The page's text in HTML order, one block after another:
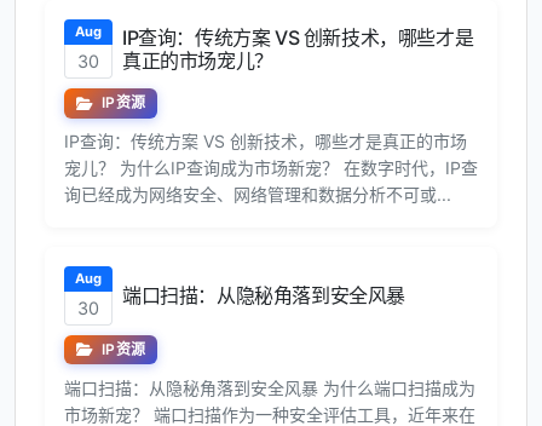
Aug
30
IP查询：传统方案 VS 创新技术，哪些才是
真正的市场宠儿？
IP资源
IP查询：传统方案 VS 创新技术，哪些才是真正的市场
宠儿？ 为什么IP查询成为市场新宠？ 在数字时代，IP查
询已经成为网络安全、网络管理和数据分析不可或...
Aug
30
端口扫描：从隐秘角落到安全风暴
IP资源
端口扫描：从隐秘角落到安全风暴 为什么端口扫描成为
市场新宠？ 端口扫描作为一种安全评估工具，近年来在